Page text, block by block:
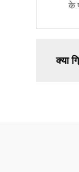
के
क्या